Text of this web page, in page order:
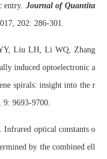
entry. Journal of Quantita
202: 286-301.
Liu LH, Li WQ, Zhang
induced optoelectronic a
spirals: insight into the r
9: 9693-9700.
optical constants o
by the combined ell